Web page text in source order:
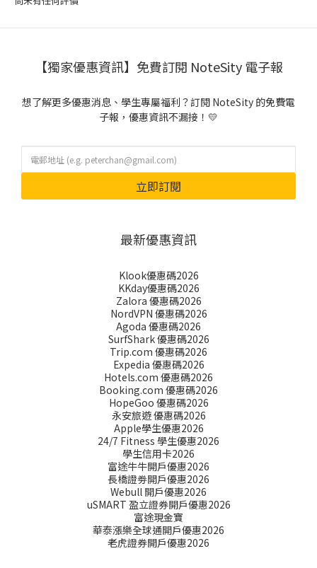
【獨家優惠資訊】免費訂閱 NoteSity 電子報
想了解更多優惠消息、學生專屬福利？訂閱 NoteSity 的免費電
子報，優惠資訊不漏接！💛
立即訂閱
最新優惠資訊
Klook優惠碼2026
KKday優惠碼2026
Zalora 優惠碼2026
NordVPN 優惠碼2026
Agoda 優惠碼2026
SurfShark 優惠碼2026
Trip.com 優惠碼2026
Expedia 優惠碼2026
Hotels.com 優惠碼2026
Booking.com 優惠碼2026
HopeGoo 優惠碼2026
永安旅遊 優惠碼2026
Apple學生優惠2026
24/7 Fitness 學生優惠2026
學生信用卡2026
富途牛牛開戶優惠2026
長橋證劵開戶優惠2026
Webull 開戶優惠2026
uSMART 盈立證券開戶優惠2026
富途現金寶
華泰漲樂全球通開戶優惠2026
老虎證券開戶優惠2026